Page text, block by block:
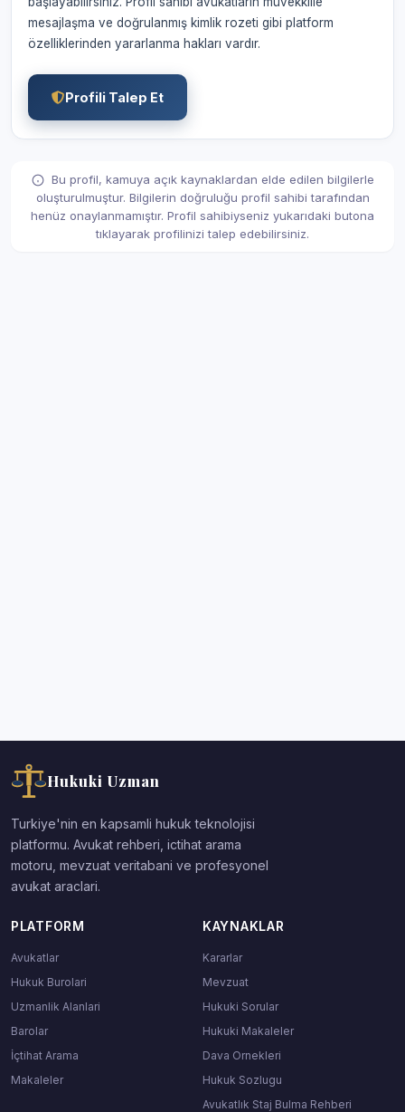
mesajlaşma ve doğrulanmış kimlik rozeti gibi platform
özelliklerinden yararlanma hakları vardır.
Profili Talep Et
Bu profil, kamuya açık kaynaklardan elde edilen bilgilerle
oluşturulmuştur. Bilgilerin doğruluğu profil sahibi tarafından
henüz onaylanmamıştır. Profil sahibiyseniz yukarıdaki butona
tıklayarak profilinizi talep edebilirsiniz.
Hukuki Uzman
Turkiye'nin en kapsamli hukuk teknolojisi
platformu. Avukat rehberi, ictihat arama
motoru, mevzuat veritabani ve profesyonel
avukat araclari.
PLATFORM
Avukatlar
Hukuk Burolari
Uzmanlik Alanlari
Barolar
İçtihat Arama
Makaleler
KAYNAKLAR
Kararlar
Mevzuat
Hukuki Sorular
Hukuki Makaleler
Dava Ornekleri
Hukuk Sozlugu
Avukatlık Staj Bulma Rehberi